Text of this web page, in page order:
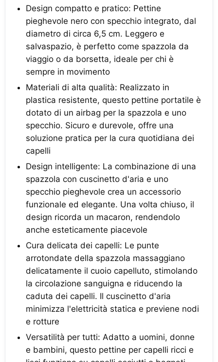
Design compatto e pratico: Pettine
pieghevole nero con specchio integrato, dal
diametro di circa 6,5 cm. Leggero e
salvaspazio, è perfetto come spazzola da
viaggio o da borsetta, ideale per chi è
sempre in movimento
Materiali di alta qualità: Realizzato in
plastica resistente, questo pettine portatile è
dotato di un airbag per la spazzola e uno
specchio. Sicuro e durevole, offre una
soluzione pratica per la cura quotidiana dei
capelli
Design intelligente: La combinazione di una
spazzola con cuscinetto d'aria e uno
specchio pieghevole crea un accessorio
funzionale ed elegante. Una volta chiuso, il
design ricorda un macaron, rendendolo
anche esteticamente piacevole
Cura delicata dei capelli: Le punte
arrotondate della spazzola massaggiano
delicatamente il cuoio capelluto, stimolando
la circolazione sanguigna e riducendo la
caduta dei capelli. Il cuscinetto d'aria
minimizza l'elettricità statica e previene nodi
e rotture
Versatilità per tutti: Adatto a uomini, donne
e bambini, questo pettine per capelli ricci e